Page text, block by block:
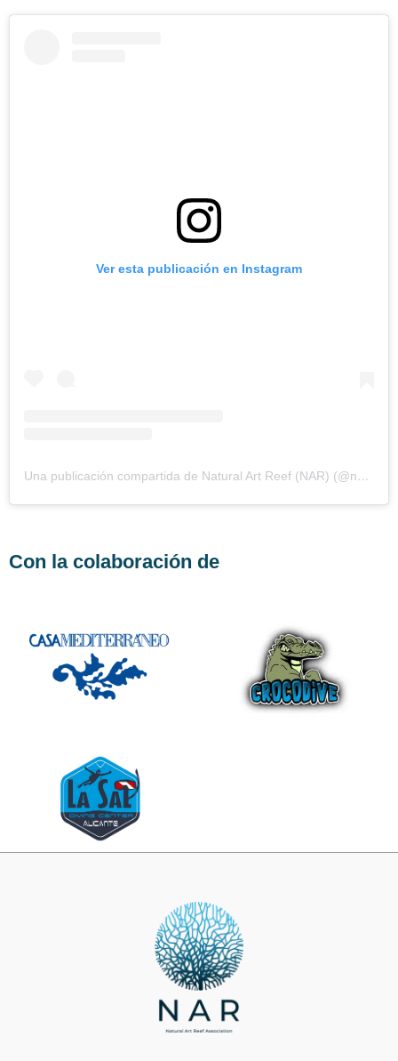
Ver esta publicación en Instagram
Una publicación compartida de Natural Art Reef (NAR) (@naturalartreef)
Con la colaboración de